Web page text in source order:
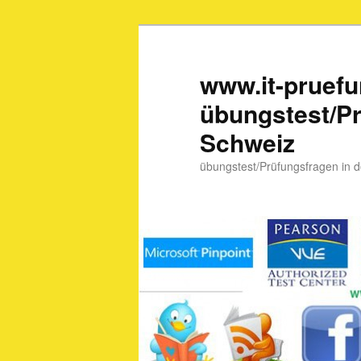
www.it-
übungstest/
Schweiz
übungstest/Prüfungsfragen in